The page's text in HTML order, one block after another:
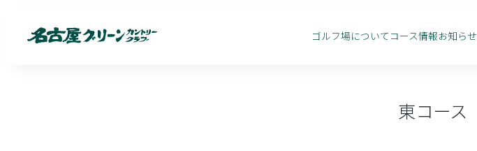
ゴルフ場について コース情報お知らせ
東コース